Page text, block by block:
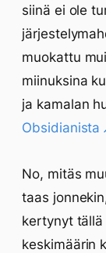
siinä ei ole
muokattu
miinuksina
ja kamalan
Obsidianista
No, mitäs
taas
kertynyt tällä
keskimäärin